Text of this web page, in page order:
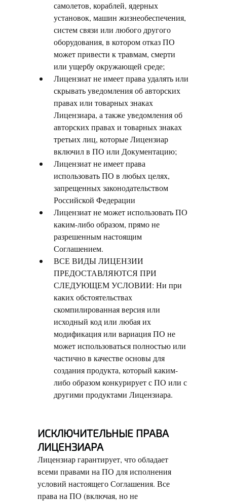
самолетов, кораблей, ядерных
установок, машин жизнеобеспечения,
систем связи или любого другого
оборудования, в котором отказ ПО
может привести к травмам, смерти
или ущербу окружающей среде;
Лицензиат не имеет права удалять или
скрывать уведомления об авторских
правах или товарных знаках
Лицензиара, а также уведомления об
авторских правах и товарных знаках
третьих лиц, которые Лицензиар
включил в ПО или Документацию;
Лицензиат не имеет права
использовать ПО в любых целях,
запрещенных законодательством
Российской Федерации
Лицензиат не может использовать ПО
каким-либо образом, прямо не
разрешенным настоящим
Соглашением.
ВСЕ ВИДЫ ЛИЦЕНЗИИ
ПРЕДОСТАВЛЯЮТСЯ ПРИ
СЛЕДУЮЩЕМ УСЛОВИИ: Ни при
каких обстоятельствах
скомпилированная версия или
исходный код или любая их
модификация или вариация ПО не
может использоваться полностью или
частично в качестве основы для
создания продукта, который каким-
либо образом конкурирует с ПО или с
другими продуктами Лицензиара.
ИСКЛЮЧИТЕЛЬНЫЕ ПРАВА
ЛИЦЕНЗИАРА
Лицензиар гарантирует, что обладает
всеми правами на ПО для исполнения
условий настоящего Соглашения. Все
права на ПО (включая, но не